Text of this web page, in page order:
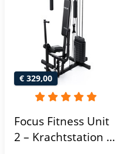
€ 329,00
Focus Fitness Unit
2 – Krachtstation –